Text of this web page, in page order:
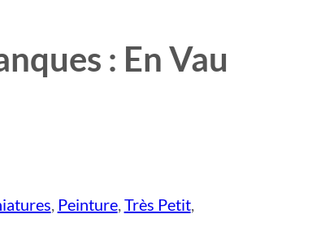
: En Vau
Peinture, Très Petit,